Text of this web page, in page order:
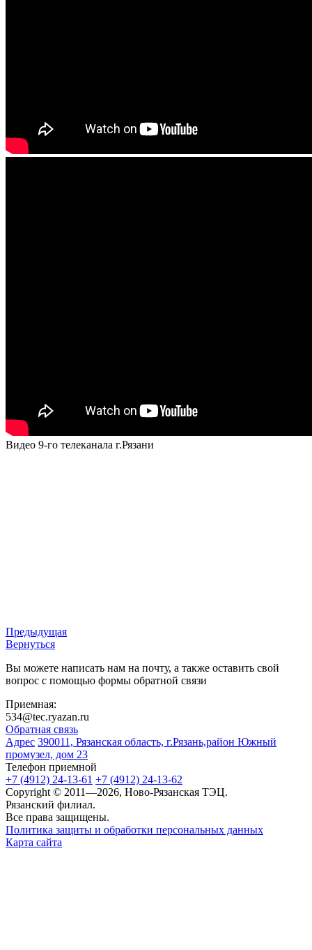
Видео 9-го телеканала г.Рязани
Предыдущая
Вернуться
Вы можете написать нам на почту, а также оставить свой
вопрос с помощью формы обратной связи
Приемная:
534@tec.ryazan.ru
Обратная связь
Адрес 390011, Рязанская область, г.Рязань,район Южный
промузел, дом 23
Телефон приемной
+7 (4912) 24-13-61 +7 (4912) 24-13-62
Copyright © 2011—2026, Ново-Рязанская ТЭЦ.
Рязанский филиал.
Все права защищены.
Политика защиты и обработки персональных данных
Карта сайта